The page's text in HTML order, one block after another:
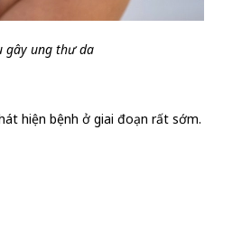
gây ung thư da
hiện bệnh ở giai đoạn rất sớm.